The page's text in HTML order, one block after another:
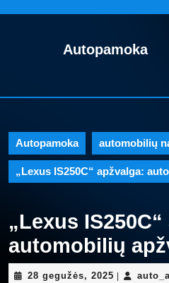
Autopamoka
Autopamoka automobilių
„Lexus IS250C“ apžvalga:
„Lexus
automobilių
28 gegužės, 2025 28